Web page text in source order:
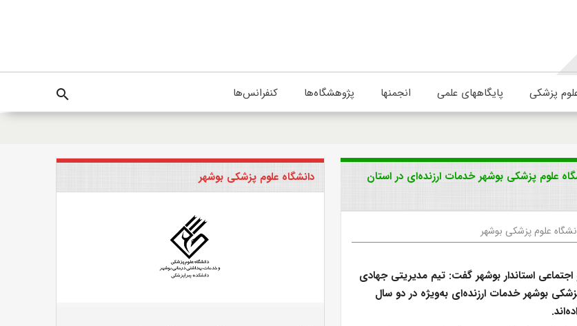
پزشکی پایگاههای علمی انجمنها پژوهشگاه‌ها کنفرانس‌ها search
علوم پزشکی بوشهر خدمات ارزنده‌ای در استان
علوم پزشکی بوشهر
استاندار بوشهر گفت: تیم مدیریتی جهادی
بوشهر خدمات ارزنده‌ای به‌ویژه در دو سال
دانشگاه علوم پزشکی بوشهر